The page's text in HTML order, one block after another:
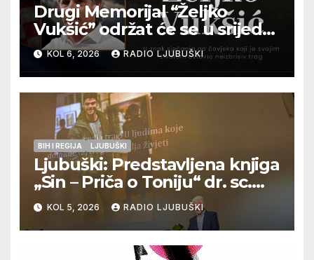
Drugi Memorijal “Željko
Vukšić” održat će se u srijedu
12. kolovoza u Otoku
KOL 6, 2026 RADIO LJUBUŠKI
BIH I REGIJA LJUBUŠKI
Ljubuški: Predstavljena knjiga
„Sin – Priča o Toniju“ dr. sc.
Zdenka Hercega
KOL 5, 2026 RADIO LJUBUŠKI